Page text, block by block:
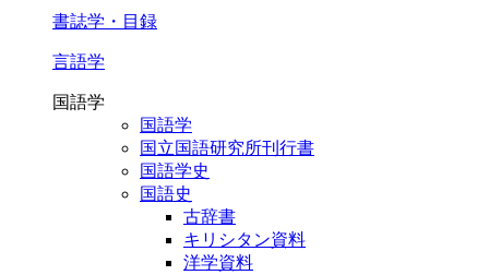
書誌学・目録
言語学
国語学
国語学
国立国語研究所刊行書
国語学史
国語史
古辞書
キリシタン資料
洋学資料